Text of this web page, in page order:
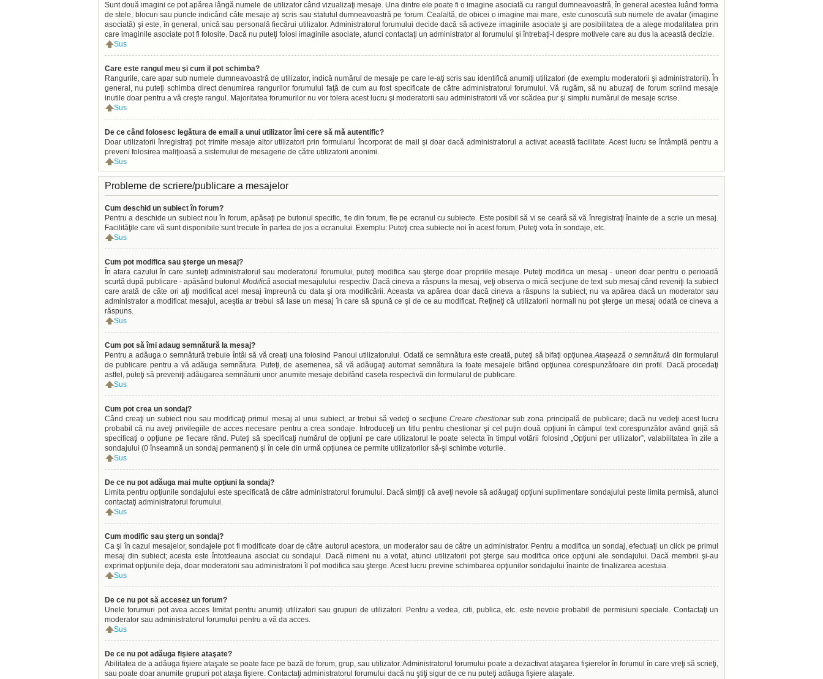
Sunt două imagini ce pot apărea lângă numele de utilizator când vizualizaţi mesaje. Una dintre ele poate fi o imagine asociată cu rangul dumneavoastră, în general acestea luând forma
de stele, blocuri sau puncte indicând câte mesaje aţi scris sau statutul dumneavoastră pe forum. Cealaltă, de obicei o imagine mai mare, este cunoscută sub numele de avatar (imagine
asociată) şi este, în general, unică sau personală fiecărui utilizator. Administratorul forumului decide dacă să activeze imaginile asociate şi are posibilitatea de a alege modalitatea prin
care imaginile asociate pot fi folosite. Dacă nu puteţi folosi imaginile asociate, atunci contactaţi un administrator al forumului şi întrebaţi-l despre motivele care au dus la această decizie.
Sus
Care este rangul meu şi cum il pot schimba?
Rangurile, care apar sub numele dumneavoastră de utilizator, indică numărul de mesaje pe care le-aţi scris sau identifică anumiţi utilizatori (de exemplu moderatorii şi administratorii). În
general, nu puteţi schimba direct denumirea rangurilor forumului faţă de cum au fost specificate de către administratorul forumului. Vă rugăm, să nu abuzaţi de forum scriind mesaje
inutile doar pentru a vă creşte rangul. Majoritatea forumurilor nu vor tolera acest lucru şi moderatorii sau administratorii vă vor scădea pur şi simplu numărul de mesaje scrise.
Sus
De ce când folosesc legătura de email a unui utilizator îmi cere să mă autentific?
Doar utilizatorii înregistraţi pot trimite mesaje altor utilizatori prin formularul încorporat de mail şi doar dacă administratorul a activat această facilitate. Acest lucru se întâmplă pentru a
preveni folosirea maliţioasă a sistemului de mesagerie de către utilizatorii anonimi.
Sus
Probleme de scriere/publicare a mesajelor
Cum deschid un subiect în forum?
Pentru a deschide un subiect nou în forum, apăsaţi pe butonul specific, fie din forum, fie pe ecranul cu subiecte. Este posibil să vi se ceară să vă înregistraţi înainte de a scrie un mesaj.
Facilităţile care vă sunt disponibile sunt trecute în partea de jos a ecranului. Exemplu: Puteţi crea subiecte noi în acest forum, Puteţi vota în sondaje, etc.
Sus
Cum pot modifica sau şterge un mesaj?
În afara cazului în care sunteţi administratorul sau moderatorul forumului, puteţi modifica sau şterge doar propriile mesaje. Puteţi modifica un mesaj - uneori doar pentru o perioadă
scurtă după publicare - apăsând butonul Modificăasociat mesajulului respectiv. Dacă cineva a răspuns la mesaj, veţi observa o mică secţiune de text sub mesaj când reveniţi la subiect
care arată de câte ori aţi modificat acel mesaj împreună cu data şi ora modificării. Aceasta va apărea doar dacă cineva a răspuns la subiect; nu va apărea dacă un moderator sau
administrator a modificat mesajul, aceştia ar trebui să lase un mesaj în care să spună ce şi de ce au modificat. Reţineţi că utilizatorii normali nu pot şterge un mesaj odată ce cineva a
răspuns.
Sus
Cum pot să îmi adaug semnătură la mesaj?
Pentru a adăuga o semnătură trebuie întâi să vă creaţi una folosind Panoul utilizatorului. Odată ce semnătura este creată, puteţi să bifaţi opţiuneaAtaşează o semnătură din formularul
de publicare pentru a vă adăuga semnătura. Puteţi, de asemenea, să vă adăugaţi automat semnătura la toate mesajele bifând opţiunea corespunzătoare din profil. Dacă procedaţi
astfel, puteţi să preveniţi adăugarea semnăturii unor anumite mesaje debifând caseta respectivă din formularul de publicare.
Sus
Cum pot crea un sondaj?
Când creaţi un subiect nou sau modificaţi primul mesaj al unui subiect, ar trebui să vedeţi o secţiuneCreare chestionarsub zona principală de publicare; dacă nu vedeţi acest lucru
probabil că nu aveţi privilegiile de acces necesare pentru a crea sondaje. Introduceţi un titlu pentru chestionar şi cel puţin două opţiuni în câmpul text corespunzător având grijă să
specificaţi o opţiune pe fiecare rând. Puteţi să specificaţi numărul de opţiuni pe care utilizatorul le poate selecta în timpul votării folosind „Opţiuni per utilizator”, valabilitatea în zile a
sondajului (0 înseamnă un sondaj permanent) şi în cele din urmă opţiunea ce permite utilizatorilor să-şi schimbe voturile.
Sus
De ce nu pot adăuga mai multe opţiuni la sondaj?
Limita pentru opţiunile sondajului este specificată de către administratorul forumului. Dacă simţiţi că aveţi nevoie să adăugaţi opţiuni suplimentare sondajului peste limita permisă, atunci
contactaţi administratorul forumului.
Sus
Cum modific sau şterg un sondaj?
Ca şi în cazul mesajelor, sondajele pot fi modificate doar de către autorul acestora, un moderator sau de către un administrator. Pentru a modifica un sondaj, efectuaţi un click pe primul
mesaj din subiect; acesta este întotdeauna asociat cu sondajul. Dacă nimeni nu a votat, atunci utilizatorii pot şterge sau modifica orice opţiuni ale sondajului. Dacă membrii şi-au
exprimat opţiunile deja, doar moderatorii sau administratorii îl pot modifica sau şterge. Acest lucru previne schimbarea opţiunilor sondajului înainte de finalizarea acestuia.
Sus
De ce nu pot să accesez un forum?
Unele forumuri pot avea acces limitat pentru anumiţi utilizatori sau grupuri de utilizatori. Pentru a vedea, citi, publica, etc. este nevoie probabil de permisiuni speciale. Contactaţi un
moderator sau administratorul forumului pentru a vă da acces.
Sus
De ce nu pot adăuga fişiere ataşate?
Abilitatea de a adăuga fişiere ataşate se poate face pe bază de forum, grup, sau utilizator. Administratorul forumului poate a dezactivat ataşarea fişierelor în forumul în care vreţi să scrieţi,
sau poate doar anumite grupuri pot ataşa fişiere. Contactaţi administratorul forumului dacă nu ştiţi sigur de ce nu puteţi adăuga fişiere ataşate.